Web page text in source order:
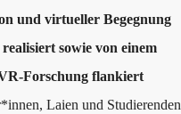
und virtueller Begegnung
sowie von einem
Forschung flankiert
Laien und Studierenden